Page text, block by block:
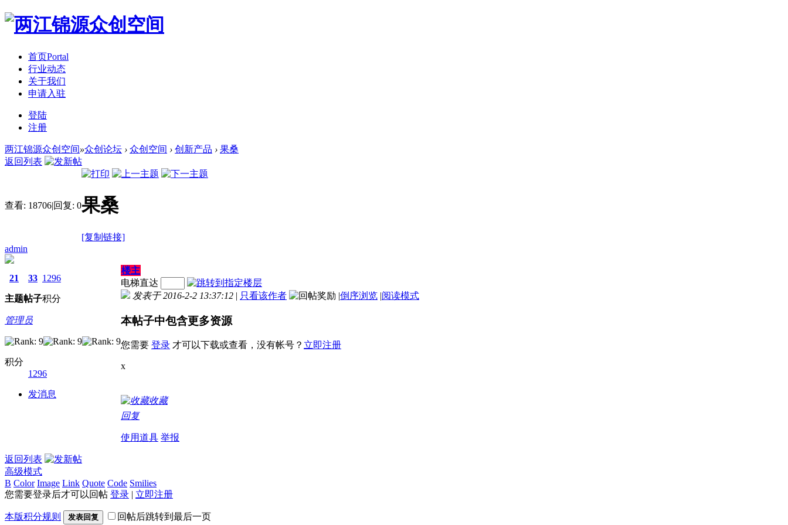
首页Portal
行业动态
关于我们
申请入驻
登陆
注册
两江锦源众创空间»众创论坛 › 众创空间 › 创新产品 › 果桑
返回列表
查看: 18706|回复: 0果桑
[复制链接]
admin
21
主题
33
帖子
1296
积分
管理员
积分
1296
发消息
楼主
电梯直达
发表于 2016-2-2 13:37:12 | 只看该作者 |倒序浏览 |阅读模式
本帖子中包含更多资源
您需要 登录 才可以下载或查看，没有帐号？ 立即注册
x
收藏
回复
使用道具 举报
返回列表
高级模式
B Color Image Link Quote Code Smilies
您需要登录后才可以回帖 登录 | 立即注册
本版积分规则 发表回复 回帖后跳转到最后一页